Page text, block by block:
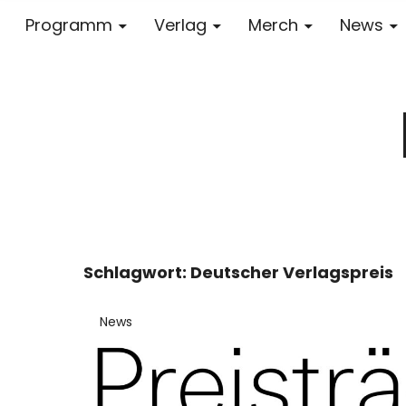
Programm Verlag Merch News
Schlagwort: Deutscher Verlagspreis
News